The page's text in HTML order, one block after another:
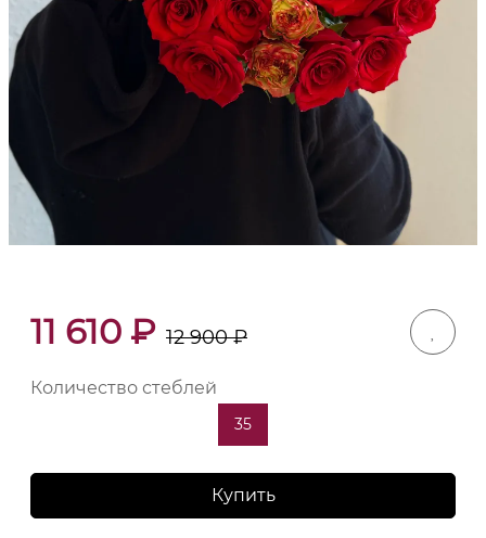
11 610 ₽ 12 900₽
Количество стеблей
35
Купить